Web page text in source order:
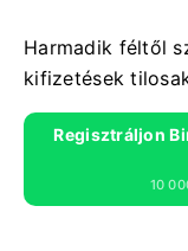
Harmadik féltől
kifizetések
Regisztráljon
10